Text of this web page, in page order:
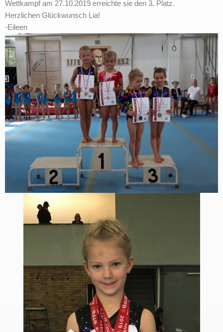
Wettkampf am 27.10.2019 erreichte sie den 3. Platz.
Herzlichen Glückwunsch Lia!
-Eileen